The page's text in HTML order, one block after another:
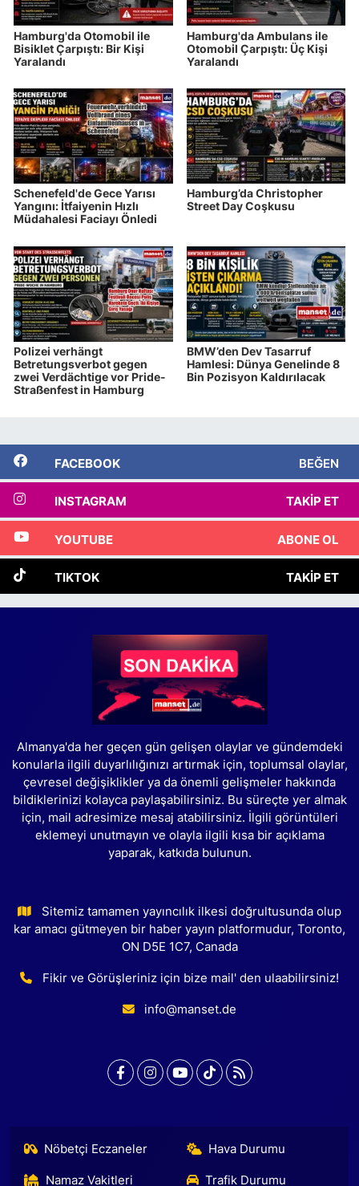
Hamburg'da Otomobil ile
Bisiklet Çarpıştı: Bir Kişi
Yaralandı
Hamburg'da Ambulans ile
Otomobil Çarpıştı: Üç Kişi
Yaralandı
Schenefeld'de Gece Yarısı
Yangını: İtfaiyenin Hızlı
Müdahalesi Faciayı Önledi
Hamburg’da Christopher
Street Day Coşkusu
Polizei verhängt
Betretungsverbot gegen
zwei Verdächtige vor Pride-
Straßenfest in Hamburg
BMW’den Dev Tasarruf
Hamlesi: Dünya Genelinde 8
Bin Pozisyon Kaldırılacak
FACEBOOK BEĞEN
INSTAGRAM TAKIP ET
YOUTUBE ABONE OL
TIKTOK TAKIP ET
Almanya'da her geçen gün gelişen olaylar ve gündemdeki
konularla ilgili duyarlılığınızı artırmak için, toplumsal olaylar,
çevresel değişiklikler ya da önemli gelişmeler hakkında
bildiklerinizi kolayca paylaşabilirsiniz. Bu süreçte yer almak
için, mail adresimize mesaj atabilirsiniz. İlgili görüntüleri
eklemeyi unutmayın ve olayla ilgili kısa bir açıklama
yaparak, katkıda bulunun.
Sitemiz tamamen yayıncılık ilkesi doğrultusunda olup
kar amacı gütmeyen bir haber yayın platformudur, Toronto,
ON D5E 1C7, Canada
Fikir ve Görüşleriniz için bize mail' den ulaabilirsiniz!
info@manset.de
Nöbetçi Eczaneler Hava Durumu
Namaz Vakitleri Trafik Durumu